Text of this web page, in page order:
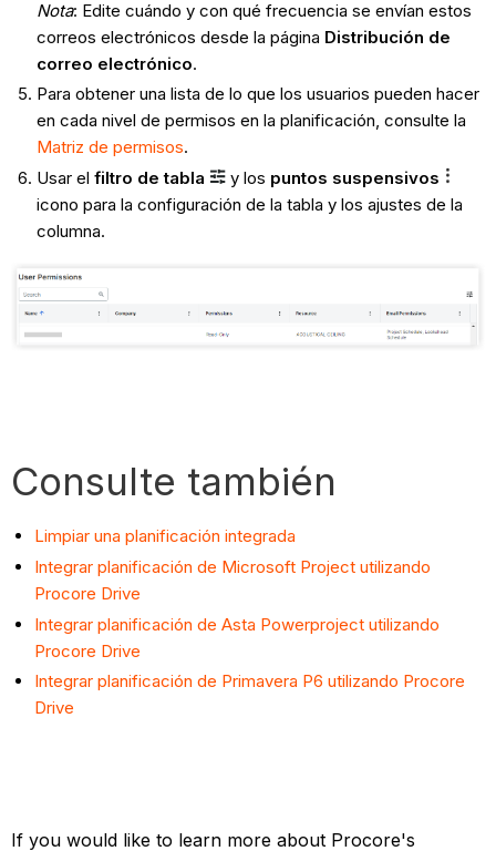
Nota: Edite cuándo y con qué frecuencia se envían estos
correos electrónicos desde la página Distribución de
correo electrónico.
Para obtener una lista de lo que los usuarios pueden hacer
en cada nivel de permisos en la planificación, consulte la
Matriz de permisos.
Usar el filtro de tabla y los puntos suspensivos
icono para la configuración de la tabla y los ajustes de la
columna.
Consulte también
Limpiar una planificación integrada
Integrar planificación de Microsoft Project utilizando
Procore Drive
Integrar planificación de Asta Powerproject utilizando
Procore Drive
Integrar planificación de Primavera P6 utilizando Procore
Drive
If you would like to learn more about Procore's